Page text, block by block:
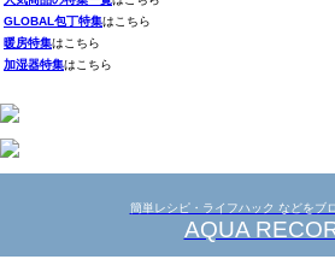
GLOBAL包丁特集はこちら
暖房特集はこちら
加湿器特集はこちら
簡単レシピ・ライフハック などをブ
AQUA